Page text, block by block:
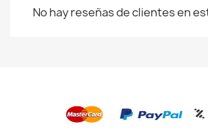
No hay reseñas de clientes en